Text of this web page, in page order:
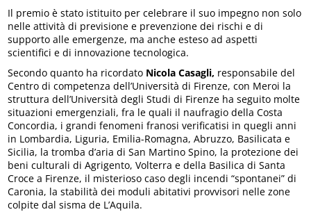
Il premio è stato istituito per celebrare il suo impegno non solo
nelle attività di previsione e prevenzione dei rischi e di
supporto alle emergenze, ma anche esteso ad aspetti
scientifici e di innovazione tecnologica.
Secondo quanto ha ricordato Nicola Casagli, responsabile del
Centro di competenza dell’Università di Firenze, con Meroi la
struttura dell’Università degli Studi di Firenze ha seguito molte
situazioni emergenziali, fra le quali il naufragio della Costa
Concordia, i grandi fenomeni franosi verificatisi in quegli anni
in Lombardia, Liguria, Emilia-Romagna, Abruzzo, Basilicata e
Sicilia, la tromba d’aria di San Martino Spino, la protezione dei
beni culturali di Agrigento, Volterra e della Basilica di Santa
Croce a Firenze, il misterioso caso degli incendi “spontanei” di
Caronia, la stabilità dei moduli abitativi provvisori nelle zone
colpite dal sisma de L’Aquila.